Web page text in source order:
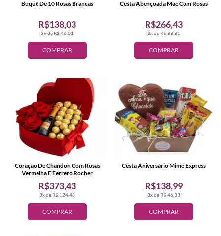
COMPRAR
3x de R$ 46,01
R$138,03
Buquê De 10 Rosas Brancas
COMPRAR
3x de R$ 88,81
R$266,43
Cesta Abençoada Mãe Com Rosas
COMPRAR
3x de R$ 124,48
R$373,43
Coração De Chandon Com Rosas
Vermelha E Ferrero Rocher
COMPRAR
3x de R$ 46,33
R$138,99
Cesta Aniversário Mimo Express